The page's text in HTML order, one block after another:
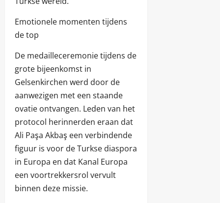
Emotionele momenten tijdens
de top
De medailleceremonie tijdens de
grote bijeenkomst in
Gelsenkirchen werd door de
aanwezigen met een staande
ovatie ontvangen. Leden van het
protocol herinnerden eraan dat
Ali Paşa Akbaş een verbindende
figuur is voor de Turkse diaspora
in Europa en dat Kanal Europa
een voortrekkersrol vervult
binnen deze missie.